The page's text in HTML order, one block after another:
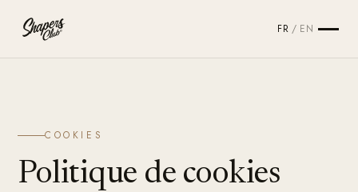
FR / EN
COOKIES
Politique de cookies